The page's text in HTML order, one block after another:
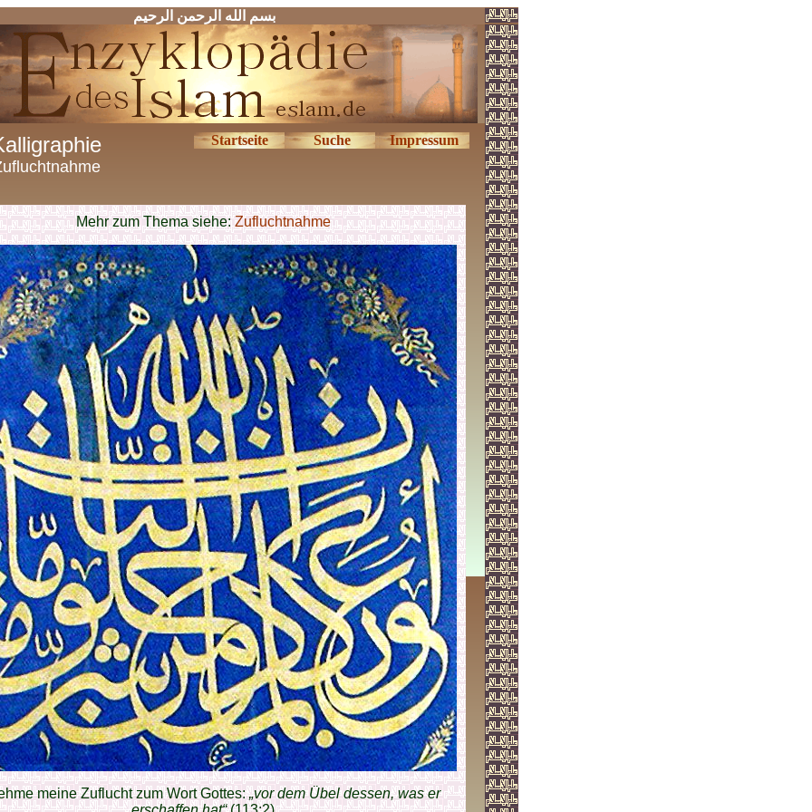
بسم الله الرحمن الرحیم
Startseite Suche Impressum
Mehr zum Thema siehe:Zufluchtnahme
meine Zuflucht zum Wort Gottes:„vor dem Übel dessen, was er